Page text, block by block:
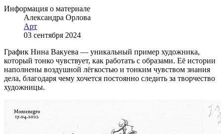
Информация о материале
Александра Орлова
Арт
03 сентября 2024
График Нина Вакуева — уникальный пример художника,
который тонко чувствует, как работать с образами. Её истории
наполнены воздушной лёгкостью и тонким чувством знания
дела, благодаря чему хочется постоянно следить за творчество
художницы.